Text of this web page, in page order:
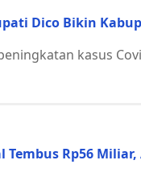
Dico Bikin
kasus
Tembus Rp56